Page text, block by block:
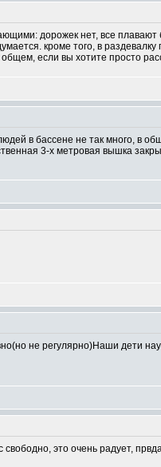
дорожек нет, все плавают
кроме того, в
если вы хотите просто
в бассене не так много, в
3-х метровая вышка
не регулярно)Наши дети
свободно, это очень радует,